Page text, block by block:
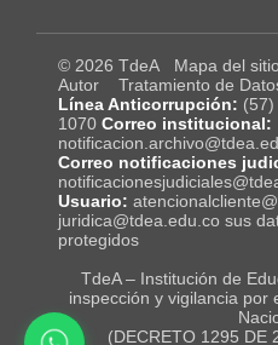
© 2026 TdeA Mapa del sitio
Autor
Tratamiento de
Línea Anticorrupción:
1070 Correo institucional:
Correo notificaciones
Usuario:
juridica@tdea.edu.co sus
protegidos
TdeA – Institución de
inspección y vigilancia por
(DECRETO 1295 DE